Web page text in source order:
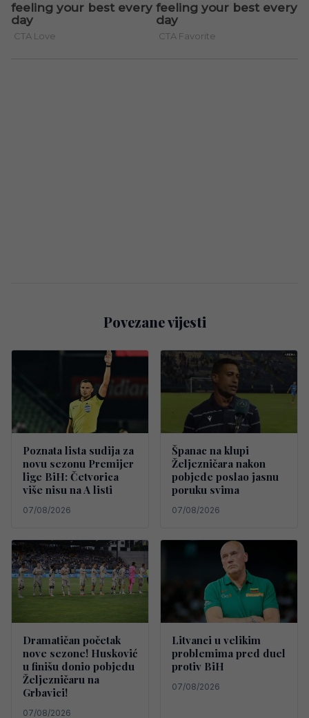
Povezane vijesti
Poznata lista sudija za
novu sezonu Premijer
lige BiH: Četvorica
više nisu na A listi
07/08/2026
Španac na klupi
Željezničara nakon
pobjede poslao jasnu
poruku svima
07/08/2026
Dramatičan početak
nove sezone! Husković
u finišu donio pobjedu
Željezničaru na
Grbavici!
07/08/2026
Litvanci u velikim
problemima pred duel
protiv BiH
07/08/2026